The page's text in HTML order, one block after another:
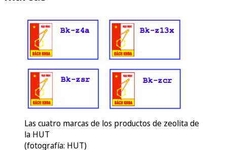
Las cuatro marcas de los productos de zeolita de
la HUT
(fotografía: HUT)